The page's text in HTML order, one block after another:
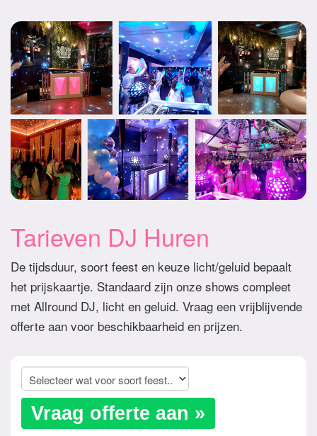
Tarieven DJ Huren
De tijdsduur, soort feest en keuze licht/geluid bepaalt
het prijskaartje. Standaard zijn onze shows compleet
met Allround DJ, licht en geluid. Vraag een vrijblijvende
offerte aan voor beschikbaarheid en prijzen.
Vraag offerte aan »